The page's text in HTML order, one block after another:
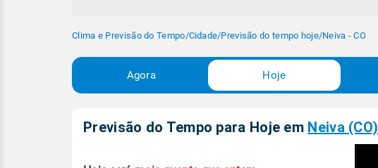
Clima e Previsão do Tempo/Cidade/Previsão do tempo hoje/Neiva - CO
Agora Hoje
Previsão do Tempo para Hoje em Neiva (CO)